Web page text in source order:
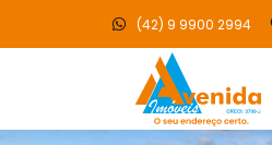
(42) 9 9900 2994